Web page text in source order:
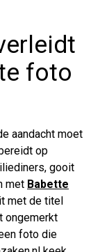
foto
aandacht moet
op
gooit
met Babette
met de titel
ongemerkt
foto die